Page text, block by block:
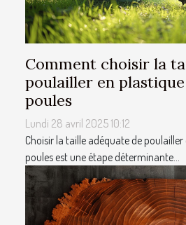
Comment choisir la
poulailler en
poules
Lundi 28 avril 2025 10:12
Choisir la taille adéquate de
poules est une étape déterminante...